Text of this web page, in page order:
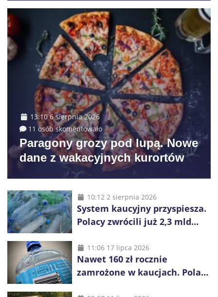
13:10 6 sierpnia 2026
11 osób skomentowało
Paragony grozy pod lupą. Nowe
dane z wakacyjnych kurortów
10:12 2 sierpnia 2026
System kaucyjny przyspiesza.
Polacy zwrócili już 2,3 mld
11:06 17 lipca 2026
Nawet 160 zł rocznie
zamrożone w kaucjach. Polacy